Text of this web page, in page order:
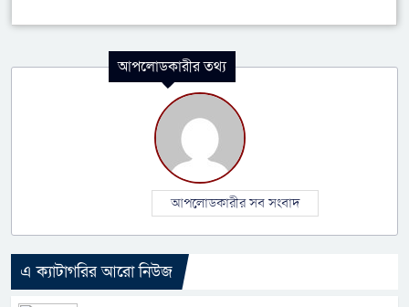
আপলোডকারীর তথ্য
আপলোডকারীর সব সংবাদ
এ ক্যাটাগরির আরো নিউজ